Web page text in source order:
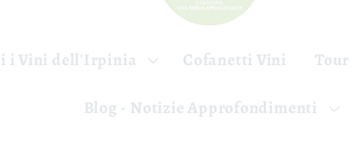
i Vini dell'Irpinia Cofanetti Vini
Blog - Notizie Approfondimenti